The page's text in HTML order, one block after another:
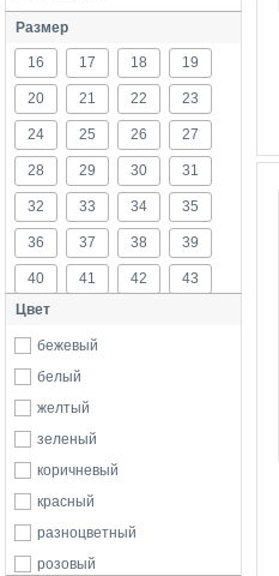
Размер
16 17 18 19
20 21 22 23
24 25 26 27
28 29 30 31
32 33 34 35
36 37 38 39
40 41 42 43
44
48 49
52 б/р
Цвет
бежевый
белый
желтый
зеленый
коричневый
красный
разноцветный
розовый